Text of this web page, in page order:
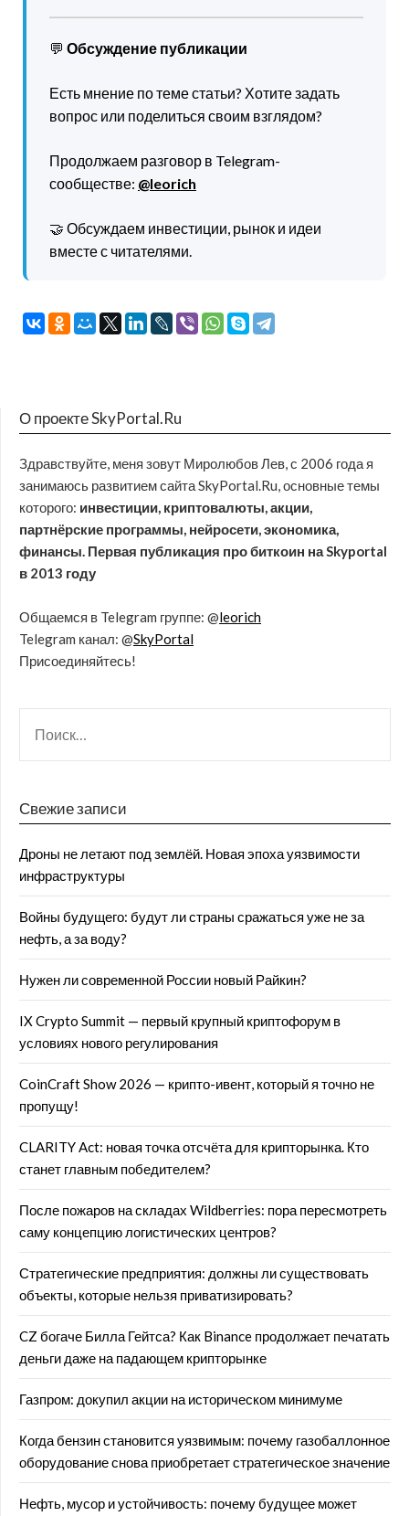
💬 Обсуждение публикации
Есть мнение по теме статьи? Хотите задать
вопрос или поделиться своим взглядом?
Продолжаем разговор в Telegram-
сообществе: @leorich
🤝 Обсуждаем инвестиции, рынок и идеи
вместе с читателями.
О проекте SkyPortal.Ru
Здравствуйте, меня зовут Миролюбов Лев, с 2006 года я
занимаюсь развитием сайта SkyPortal.Ru, основные темы
которого: инвестиции, криптовалюты, акции,
партнёрские программы, нейросети, экономика,
финансы. Первая публикация про биткоин на Skyportal
в 2013 году
Общаемся в Telegram группе: @leorich
Telegram канал: @SkyPortal
Присоединяйтесь!
Свежие записи
Дроны не летают под землёй. Новая эпоха уязвимости
инфраструктуры
Войны будущего: будут ли страны сражаться уже не за
нефть, а за воду?
Нужен ли современной России новый Райкин?
IX Crypto Summit — первый крупный криптофорум в
условиях нового регулирования
CoinCraft Show 2026 — крипто-ивент, который я точно не
пропущу!
CLARITY Act: новая точка отсчёта для крипторынка. Кто
станет главным победителем?
После пожаров на складах Wildberries: пора пересмотреть
саму концепцию логистических центров?
Стратегические предприятия: должны ли существовать
объекты, которые нельзя приватизировать?
CZ богаче Билла Гейтса? Как Binance продолжает печатать
деньги даже на падающем крипторынке
Газпром: докупил акции на историческом минимуме
Когда бензин становится уязвимым: почему газобаллонное
оборудование снова приобретает стратегическое значение
Нефть, мусор и устойчивость: почему будущее может